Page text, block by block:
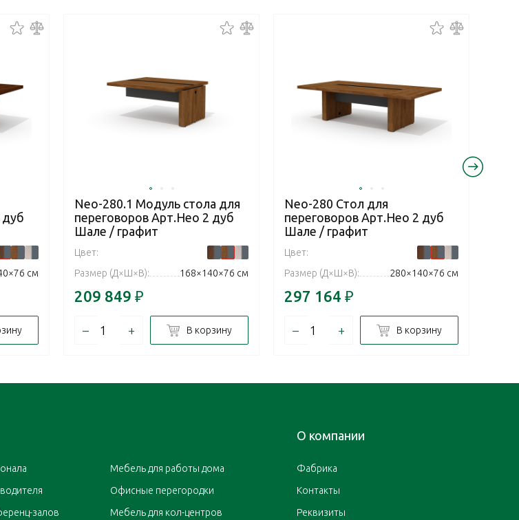
дуб
см
Neo-280.1 Модуль стола для
переговоров Арт.Нео 2 дуб
Шале / графит
Цвет:
Размер (Д×Ш×В):
168×140×76 см
209 849 ₽
– + В корзину
Neo-280 Стол для
переговоров Арт.Нео 2 дуб
Шале / графит
Цвет:
Размер (Д×Ш×В):
280×140×76 см
297 164 ₽
– + В корзину
залов
Мебель для работы дома
Офисные перегородки
Мебель для кол-центров
О компании
Фабрика
Контакты
Реквизиты